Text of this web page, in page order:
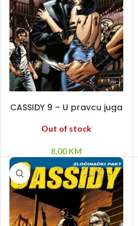
CASSIDY 9 – U pravcu juga
Out of stock
8,00KM